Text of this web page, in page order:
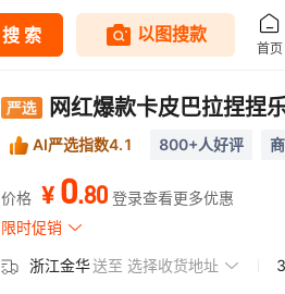
网红爆款卡皮巴拉捏捏
AI严选指数4.1 800+人好评
价格 ¥ 0.80 登录查看更多优惠
限时促销
浙江金华送至 选择收货地址